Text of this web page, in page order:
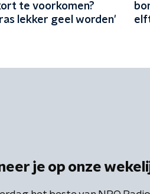
te voorkomen?
lekker geel worden'
je op onze